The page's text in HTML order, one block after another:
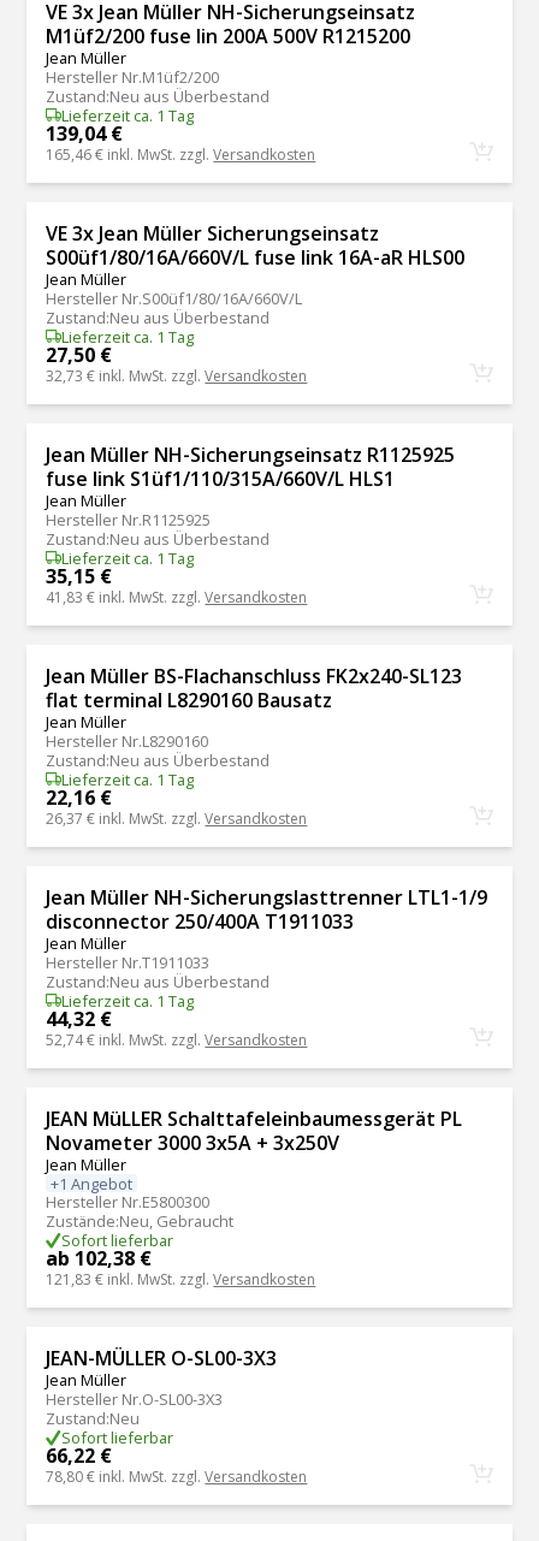
VE 3x Jean Müller NH-Sicherungseinsatz
M1üf2/200 fuse lin 200A 500V R1215200
Jean Müller
Hersteller Nr.M1üf2/200
Zustand:Neu aus Überbestand
Lieferzeit ca. 1 Tag
139,04 €
165,46 € inkl. MwSt. zzgl.Versandkosten
VE 3x Jean Müller Sicherungseinsatz
S00üf1/80/16A/660V/L fuse link 16A-aR HLS00
Jean Müller
Hersteller Nr.S00üf1/80/16A/660V/L
Zustand:Neu aus Überbestand
Lieferzeit ca. 1 Tag
27,50 €
32,73 € inkl. MwSt. zzgl.Versandkosten
Jean Müller NH-Sicherungseinsatz R1125925
fuse link S1üf1/110/315A/660V/L HLS1
Jean Müller
Hersteller Nr.R1125925
Zustand:Neu aus Überbestand
Lieferzeit ca. 1 Tag
35,15 €
41,83 € inkl. MwSt. zzgl.Versandkosten
Jean Müller BS-Flachanschluss FK2x240-SL123
flat terminal L8290160 Bausatz
Jean Müller
Hersteller Nr.L8290160
Zustand:Neu aus Überbestand
Lieferzeit ca. 1 Tag
22,16 €
26,37 € inkl. MwSt. zzgl.Versandkosten
Jean Müller NH-Sicherungslasttrenner LTL1-1/9
disconnector 250/400A T1911033
Jean Müller
Hersteller Nr.T1911033
Zustand:Neu aus Überbestand
Lieferzeit ca. 1 Tag
44,32 €
52,74 € inkl. MwSt. zzgl.Versandkosten
JEAN MüLLER Schalttafeleinbaumessgerät PL
Novameter 3000 3x5A + 3x250V
Jean Müller
+1 Angebot
Hersteller Nr.E5800300
Zustände:Neu, Gebraucht
Sofort lieferbar
ab 102,38 €
121,83 € inkl. MwSt. zzgl.Versandkosten
JEAN-MÜLLER O-SL00-3X3
Jean Müller
Hersteller Nr.O-SL00-3X3
Zustand:Neu
Sofort lieferbar
66,22 €
78,80 € inkl. MwSt. zzgl.Versandkosten